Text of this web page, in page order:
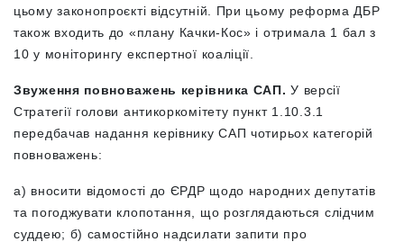
цьому законопроєкті відсутній. При цьому реформа ДБР
також входить до «плану Качки-Кос» і отримала 1 бал з
10 у моніторингу експертної коаліції.
Звуження повноважень керівника САП.У версії
Стратегії голови антикоркомітету пункт 1.10.3.1
передбачав надання керівнику САП чотирьох категорій
повноважень:
а) вносити відомості до ЄРДР щодо народних депутатів
та погоджувати клопотання, що розглядаються слідчим
суддею; б) самостійно надсилати запити про